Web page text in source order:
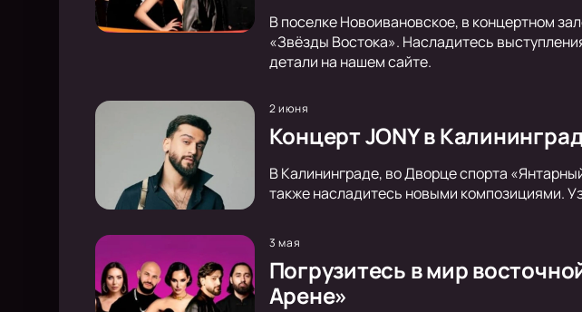
В поселке Новоивановское, в концертном
«Звёзды Востока». Насладитесь
детали на нашем сайте.
2 июня
Концерт JONY в
В Калининграде, во Дворце спорта
также насладитесь новыми композициями.
3 мая
Погрузитесь в мир
Арене»